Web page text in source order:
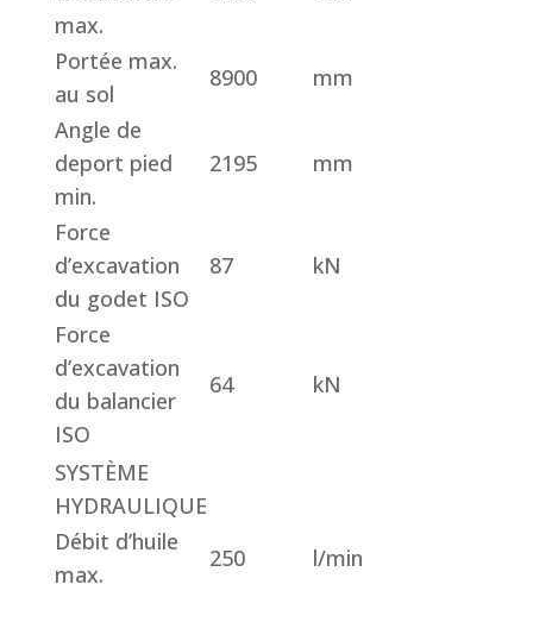
max.
Portée max.
au sol
8900
mm
Angle de
deport pied
min.
2195 mm
Force
d’excavation
du godet ISO
87 kN
Force
d’excavation
du balancier
ISO
64 kN
SYSTÈME
HYDRAULIQUE
Débit d’huile
max.
250 l/min